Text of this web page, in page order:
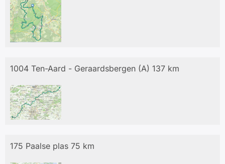
1004 Ten-Aard - Geraardsbergen (A) 137 km
175 Paalse plas 75 km